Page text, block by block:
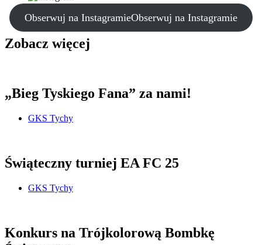
Obserwuj na InstagramieObserwuj na Instagramie
Zobacz więcej
„Bieg Tyskiego Fana” za nami!
GKS Tychy
Świąteczny turniej EA FC 25
GKS Tychy
Konkurs na Trójkolorową Bombkę